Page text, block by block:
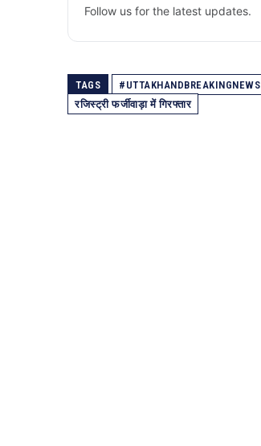
Follow us for the latest updates.
TAGS #UTTAKHANDBREAKINGNEWS
रजिस्ट्री फर्जीवाड़ा में गिरफ्तार